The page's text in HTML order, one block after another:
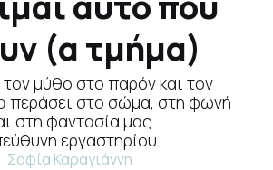
(α τμήμα)
μύθο στο παρόν και τον
περάσει στο σώμα, στη φωνή
στη φαντασία μας
εργαστηρίου
Σοφία Καραγιάννη